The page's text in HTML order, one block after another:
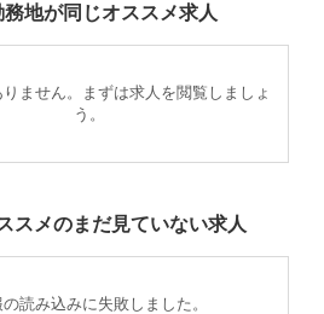
地が同じオススメ求人
ません。まずは求人を閲覧しましょ
う。
スメのまだ見ていない求人
読み込みに失敗しました。